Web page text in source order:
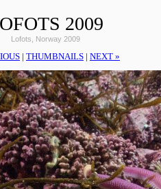
2009
Lofots, Norway 2009
| THUMBNAILS | NEXT »